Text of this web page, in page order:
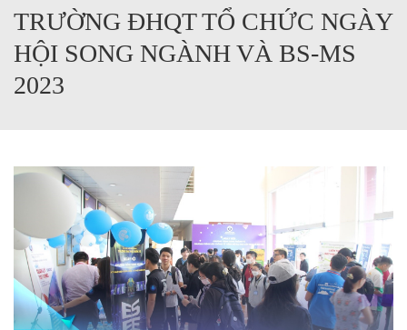
TRƯỜNG ĐHQT TỔ CHỨC NGÀY
HỘI SONG NGÀNH VÀ BS-MS
2023